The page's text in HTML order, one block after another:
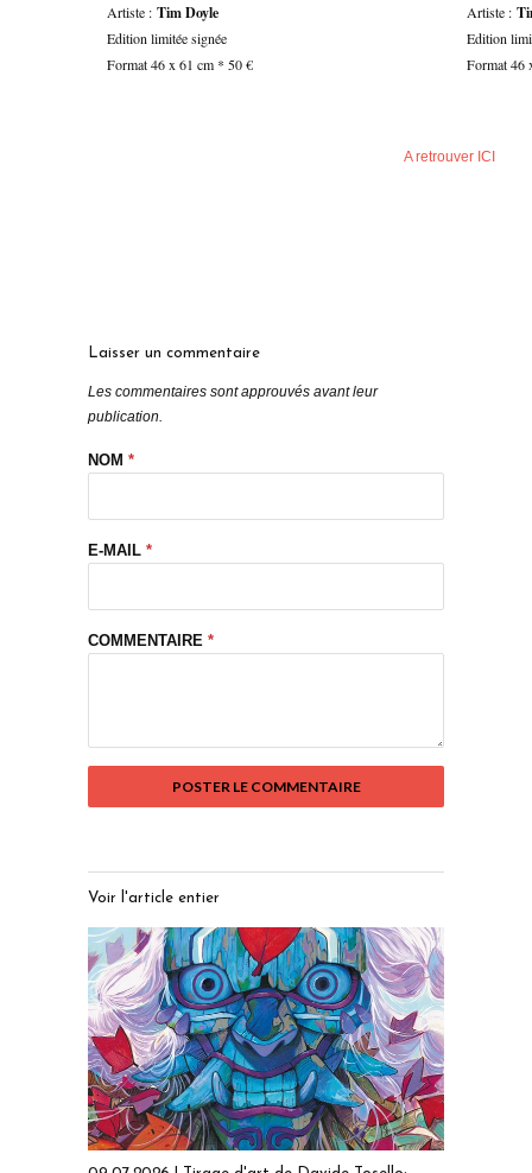
Artiste : Tim Doyle
Edition limitée signée
Format 46 x 61 cm * 50 €
Artiste :
Edition
Format 46
A retrouver ICI
Laisser un commentaire
Les commentaires sont approuvés avant leur
publication.
NOM *
E-MAIL *
COMMENTAIRE *
Voir l'article entier